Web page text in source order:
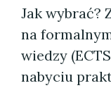
Jak wybrać?
na
wiedzy
nabyciu